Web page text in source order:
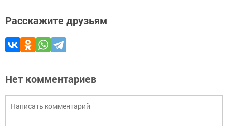
Расскажите друзьям
Нет комментариев